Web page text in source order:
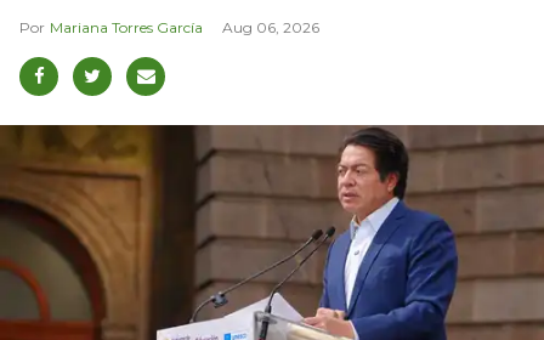
Mariana Torres García Aug 06, 2026